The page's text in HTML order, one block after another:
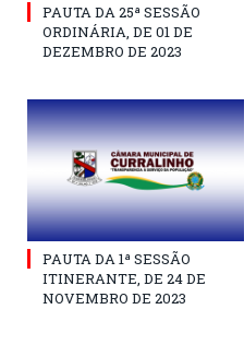
PAUTA DA 25ª SESSÃO
ORDINÁRIA, DE 01 DE
DEZEMBRO DE 2023
PAUTA DA 1ª SESSÃO
ITINERANTE, DE 24 DE
NOVEMBRO DE 2023